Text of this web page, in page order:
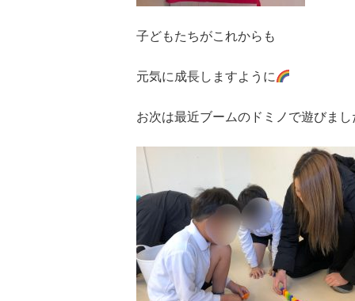
子どもたちがこれからも
元気に成長しますように
お次は最近ブームのドミノで遊びまし